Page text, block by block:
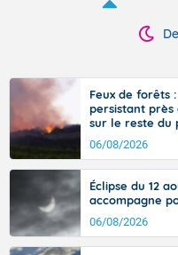
Feux de forêts
persistant
sur le reste du
06/08/2026
Éclipse du 12
accompagne
06/08/2026